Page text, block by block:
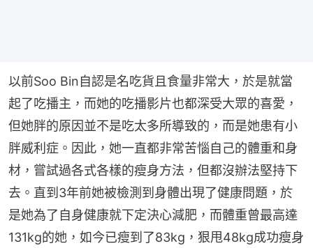
以前Soo Bin自認是名吃貨且食量非常大，於是就當
起了吃播主，而她的吃播影片也都深受大眾的喜愛，
但她胖的原因並不是吃太多所導致的，而是她患有小
胖威利症。因此，她一直都非常苦惱自己的體重和身
材，嘗試過各式各樣的瘦身方法，但都沒辦法堅持下
去。直到3年前她被檢測到身體出現了健康問題，於
是她為了自身健康就下定決心減肥，而體重曾最高達
131kg的她，如今已瘦到了83kg，狠甩48kg成功瘦身